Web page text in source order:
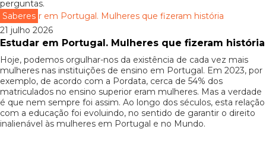
perguntas.
Saberes
21 julho 2026
Estudar em Portugal. Mulheres que fizeram história
Hoje, podemos orgulhar-nos da existência de cada vez mais
mulheres nas instituições de ensino em Portugal. Em 2023, por
exemplo, de acordo com a Pordata, cerca de 54% dos
matriculados no ensino superior eram mulheres. Mas a verdade
é que nem sempre foi assim. Ao longo dos séculos, esta relação
com a educação foi evoluindo, no sentido de garantir o direito
inalienável às mulheres em Portugal e no Mundo.